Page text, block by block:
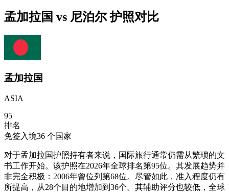
孟加拉国 vs 尼泊尔 护照对比
孟加拉国
ASIA
95
排名
免签入境36 个国家
对于孟加拉国护照持有者来说，国际旅行通常仍需从繁琐的文
书工作开始。该护照在2026年全球排名第95位。其发展趋势并
非完全积极：2006年曾位列第68位。尽管如此，准入程度仍有
所提高，从28个目的地增加到36个。其辅助评分也较低，全球